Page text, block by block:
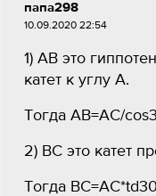
папа298
10.09.2020 22:54
1) АВ это
катет к углу А.
Тогда АВ=АС/
2) BC это катет
Тогда